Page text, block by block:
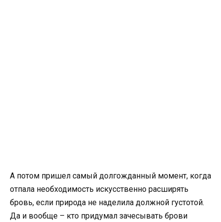
А потом пришел самый долгожданный момент, когда
отпала необходимость искусственно расширять
бровь, если природа не наделила должной густотой.
Да и вообще – кто придумал зачесывать брови